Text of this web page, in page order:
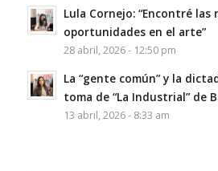
Lula Cornejo: “Encontré las
oportunidades en el arte”
28 abril, 2026 - 12:50 pm
La “gente común” y la
toma de “La Industrial” de
13 abril, 2026 - 8:33 am